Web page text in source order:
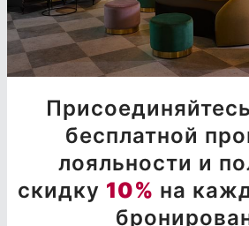
бесплатной
лояльности и
скидку 10% на